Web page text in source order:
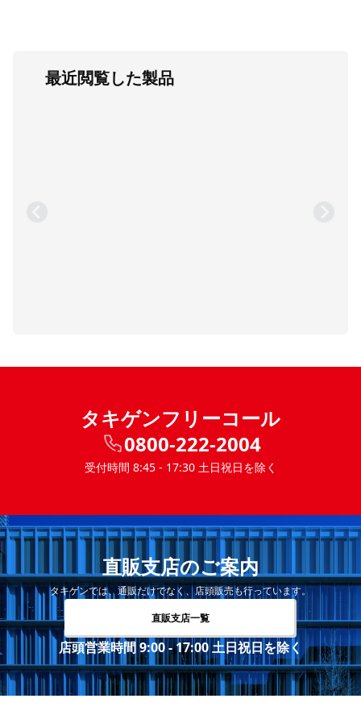
最近閲覧した製品
タキゲンフリーコール
0800-222-2004
受付時間 8:45 - 17:30 土日祝日を除く
直販支店のご案内
タキゲンでは、通販だけでなく、店頭販売も行っています。
直販支店一覧
店頭営業時間 9:00 - 17:00 土日祝日を除く